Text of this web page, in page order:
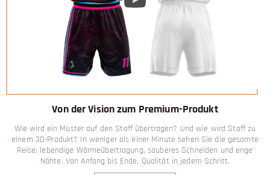
Von der Vision zum Premium-Produkt
Wie wird ein Muster auf den Stoff übertragen? Und wie wird Stoff zu
einem 3D-Produkt? In weniger als einer Minute sehen Sie die gesamte
Reise: lebendige Wärmeübertragung, sauberes Schneiden und enge
Nähte. Von Anfang bis Ende, Qualität in jedem Schritt.